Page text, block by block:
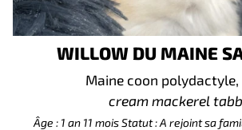
WILLOW DU MAINE
Maine coon polydactyle,
cream mackerel
Âge : 1 an 11 mois Statut : A rejoint sa